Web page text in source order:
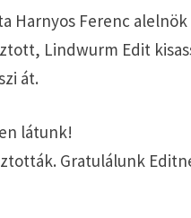
Harnyos Ferenc
Lindwurm Edit
át.
látunk!
Gratulálunk